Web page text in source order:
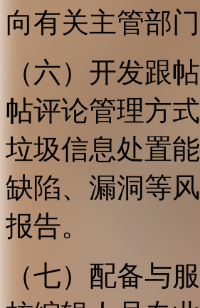
向有关主管部门
（六）开发跟
帖评论管理方
垃圾信息处置
缺陷、漏洞等
报告。
（七）配备与